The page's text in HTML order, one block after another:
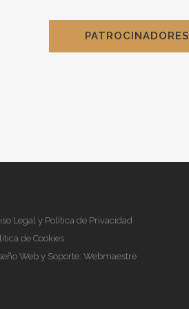
PATROCINADORES
Legal y Política de Privacidad
de Cookies
Web y Soporte:Webmaestre